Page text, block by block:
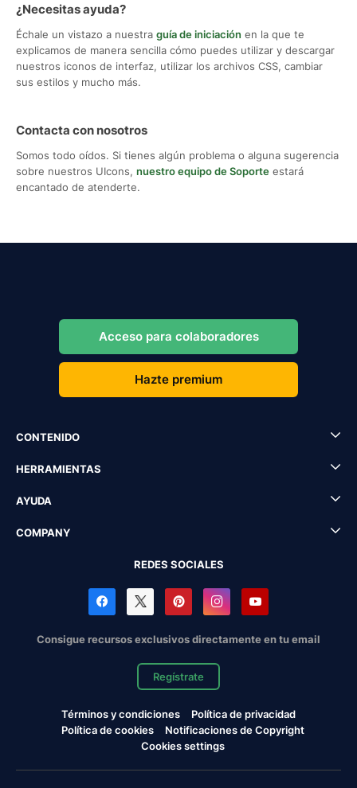
¿Necesitas ayuda?
Échale un vistazo a nuestra guía de iniciación en la que te
explicamos de manera sencilla cómo puedes utilizar y descargar
nuestros iconos de interfaz, utilizar los archivos CSS, cambiar
sus estilos y mucho más.
Contacta con nosotros
Somos todo oídos. Si tienes algún problema o alguna sugerencia
sobre nuestros UIcons, nuestro equipo de Soporte estará
encantado de atenderte.
Acceso para colaboradores
Hazte premium
CONTENIDO
HERRAMIENTAS
AYUDA
COMPANY
REDES SOCIALES
Consigue recursos exclusivos directamente en tu email
Regístrate
Términos y condiciones
Política de privacidad
Política de cookies
Notificaciones de Copyright
Cookies settings